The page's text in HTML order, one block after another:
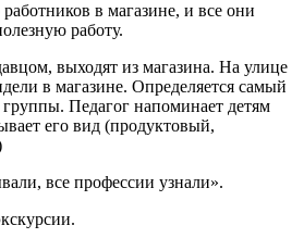
в магазине, и все они
работу.
выходят из магазина. На улице
в магазине. Определяется самый
Педагог напоминает детям
его вид (продуктовый,
все профессии узнали».